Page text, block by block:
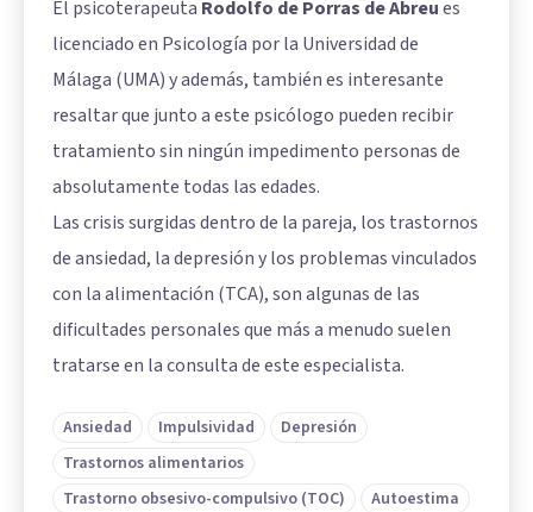
El psicoterapeuta Rodolfo de Porras de Abreues
licenciado en Psicología por la Universidad de
Málaga (UMA) y además, también es interesante
resaltar que junto a este psicólogo pueden recibir
tratamiento sin ningún impedimento personas de
absolutamente todas las edades.
Las crisis surgidas dentro de la pareja, los trastornos
de ansiedad, la depresión y los problemas vinculados
con la alimentación (TCA), son algunas de las
dificultades personales que más a menudo suelen
tratarse en la consulta de este especialista.
Ansiedad Impulsividad
Depresión
Trastornos alimentarios
Trastorno obsesivo-compulsivo (TOC)
Autoestima